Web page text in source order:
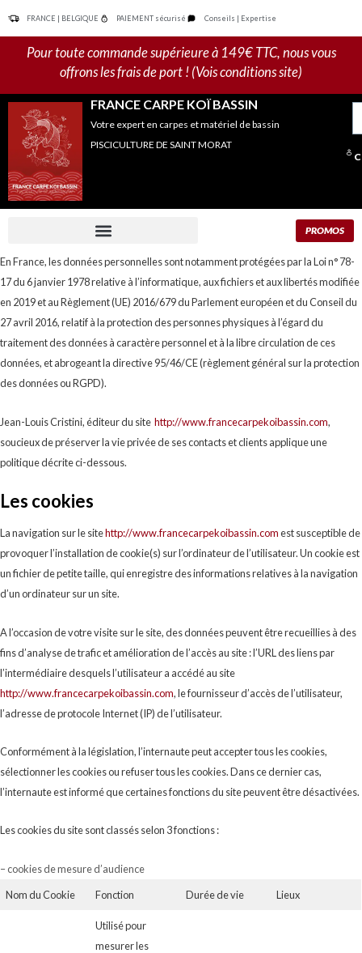
contenu
FRANCE | BELGIQUE PAIEMENT sécurisé Conseils | Expertise
Pour toute commande supérieure à 149€ TTC, nous vous
offrons les frais de port ! (Vois conditions site)
FRANCE CARPE KOÏ BASSIN
Votre expert en carpes et matériel de bassin
PISCICULTURE DE SAINT MORAT
PROMOS
En France, les données personnelles sont notamment protégées par la Loi n° 78-
17 du 6 janvier 1978 relative à l’informatique, aux fichiers et aux libertés modifiée
en 2019 et au Règlement (UE) 2016/679 du Parlement européen et du Conseil du
27 avril 2016, relatif à la protection des personnes physiques à l’égard du
traitement des données à caractère personnel et à la libre circulation de ces
données, et abrogeant la directive 95/46/CE (règlement général sur la protection
des données ou RGPD).
Jean-Louis Cristini, éditeur du site http://www.francecarpekoibassin.com,
soucieux de préserver la vie privée de ses contacts et clients applique une
politique décrite ci-dessous.
Les cookies
La navigation sur le sitehttp://www.francecarpekoibassin.comest susceptible de
provoquer l’installation de cookie(s) sur l’ordinateur de l’utilisateur. Un cookie est
un fichier de petite taille, qui enregistre des informations relatives à la navigation
d’un ordinateur sur un site.
A l’occasion de votre visite sur le site, des données peuvent être recueillies à des
fins d’analyse de trafic et amélioration de l’accès au site : l’URL des liens par
l’intermédiaire desquels l’utilisateur a accédé au site
http://www.francecarpekoibassin.com, le fournisseur d’accès de l’utilisateur,
l’adresse de protocole Internet (IP) de l’utilisateur.
Conformément à la législation, l’internaute peut accepter tous les cookies,
sélectionner les cookies ou refuser tous les cookies. Dans ce dernier cas,
l’internaute est informé que certaines fonctions du site peuvent être désactivées.
Les cookies du site sont classés selon 3 fonctions :
– cookies de mesure d’audience
Nom du Cookie
Fonction Durée de vie Lieux
Utilisé pour
mesurer les